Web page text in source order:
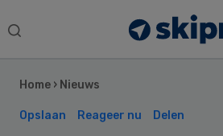
Search
Home › Nieuws
Opslaan Reageer nu Delen
Sidebar